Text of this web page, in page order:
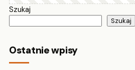
Szukaj
Szukaj
Ostatnie wpisy